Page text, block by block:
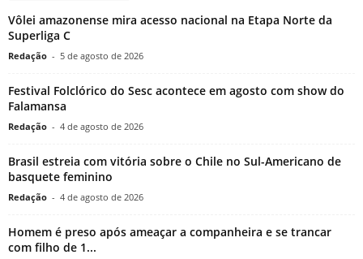
Vôlei amazonense mira acesso nacional na Etapa Norte da
Superliga C
Redação - 5 de agosto de 2026
Festival Folclórico do Sesc acontece em agosto com show do
Falamansa
Redação - 4 de agosto de 2026
Brasil estreia com vitória sobre o Chile no Sul-Americano de
basquete feminino
Redação - 4 de agosto de 2026
Homem é preso após ameaçar a companheira e se trancar
com filho de 1...